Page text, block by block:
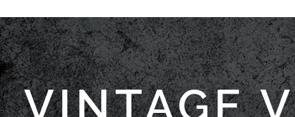
VINTAGE